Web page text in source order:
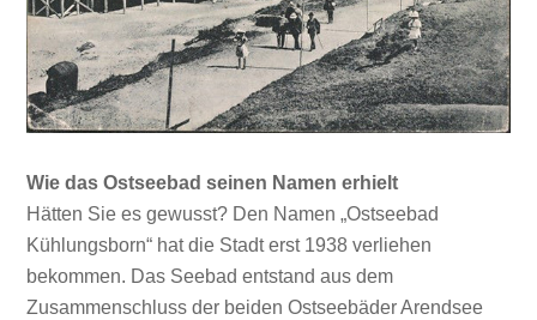
Wie das Ostseebad seinen Namen erhielt
Hätten Sie es gewusst? Den Namen „Ostseebad
Kühlungsborn“ hat die Stadt erst 1938 verliehen
bekommen. Das Seebad entstand aus dem
Zusammenschluss der beiden Ostseebäder Arendsee